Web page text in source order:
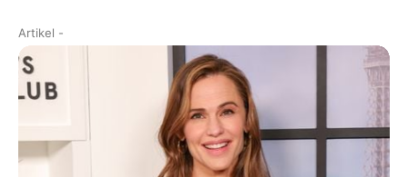
Artikel -